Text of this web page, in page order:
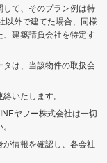
して、そのプラン例は特
以外で建てた場合、同様
建築請負会社を特定す
は、当該物件の取扱会
いたします。
ヤフー株式会社は一切
情報を確認し、各会社